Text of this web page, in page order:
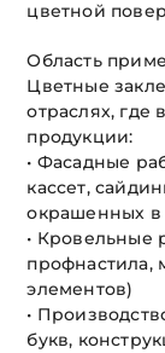
цветной
Область
Цветные
отраслях,
продукции:
• Фасадные
кассет,
окрашенных в
• Кровельные
профнастила,
элементов)
•
букв,